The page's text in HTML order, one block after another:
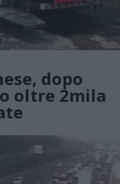
dopo
oltre 2mila